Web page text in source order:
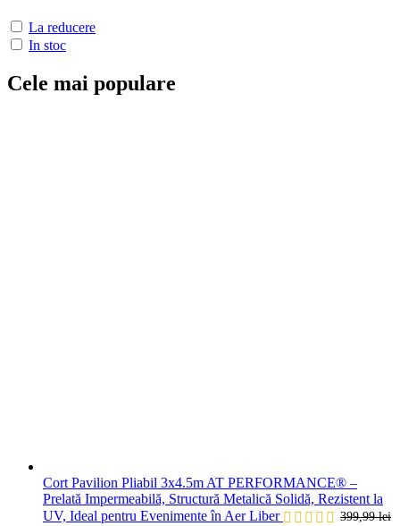
La reducere
In stoc
Cele mai populare
Cort Pavilion Pliabil 3x4.5m AT PERFORMANCE® –
Prelată Impermeabilă, Structură Metalică Solidă, Rezistent la
UV, Ideal pentru Evenimente în Aer Liber
399,99lei